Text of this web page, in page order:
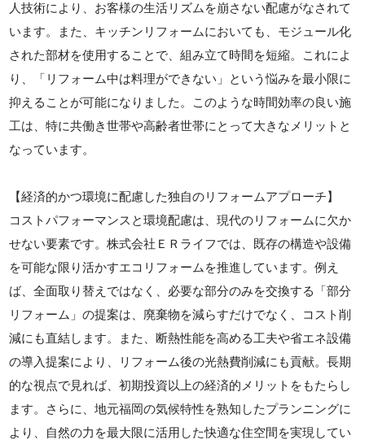
人技術により、お客様の生活リズムを崩さない配慮がなされて
います。また、キッチンリフォームにおいても、モジュール化
された部材を使用することで、組み立て時間を短縮。これによ
り、「リフォーム中は料理ができない」という悩みを最小限に
抑えることが可能になりました。このような時間効率の良い施
工は、特に共働き世帯や高齢者世帯にとって大きなメリットと
なっています。
【経済的かつ環境に配慮した独自のリフォームアプローチ】
コストパフォーマンスと環境配慮は、現代のリフォームに欠か
せない要素です。株式会社ＥＲライフでは、既存の構造や設備
を可能な限り活かすエコリフォームを推進しています。例え
ば、全面取り替えではなく、必要な部分のみを交換する「部分
リフォーム」の提案は、廃棄物を減らすだけでなく、コスト削
減にも直結します。また、断熱性能を高める工夫や省エネ設備
の導入提案により、リフォーム後の光熱費削減にも貢献。長期
的な視点で見れば、初期投資以上の経済的メリットをもたらし
ます。さらに、地元福岡の気候特性を熟知したプランニングに
より、自然の力を最大限に活用した快適な住空間を実現してい